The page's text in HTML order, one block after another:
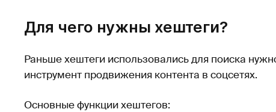
Для чего нужны хештеги?
Раньше хештеги использовались для поиска
инструмент продвижения контента в соцсетях.
Основные функции хештегов: